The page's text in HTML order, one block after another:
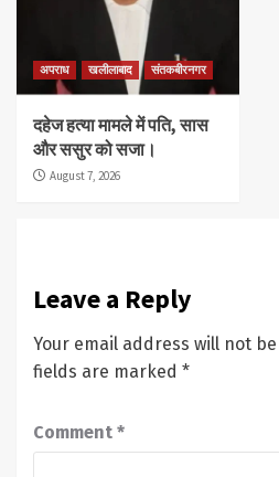
अपराध खलीलाबाद संतकबीरनगर
दहेज हत्या मामले में पति, सास
और ससुर को सजा।
August 7, 2026
Leave a Reply
Your email address will not
fields are marked *
Comment *